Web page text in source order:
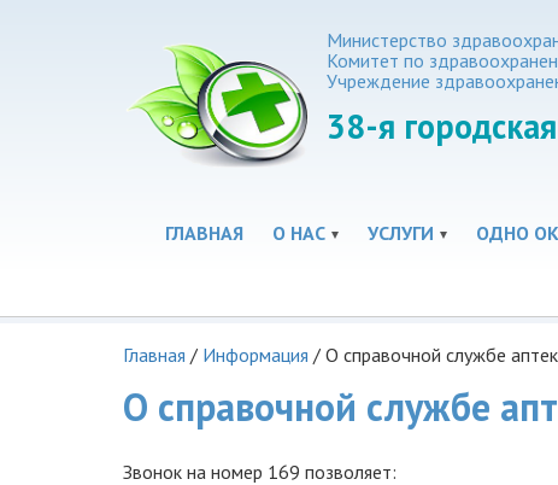
Министерство
Комитет по
Учреждение
38-я
ГЛАВНАЯ О НАС УСЛУГИ ОДНО
Главная / Информация / О справочной службе
О справочной службе
Звонок на номер 169 позволяет: